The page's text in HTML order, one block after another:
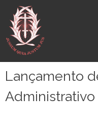
para
conteúdo
Lançamento
Administrativo